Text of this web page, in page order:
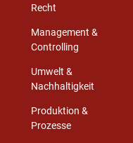
Recht
Management &
Controlling
Umwelt &
Nachhaltigkeit
Produktion &
Prozesse